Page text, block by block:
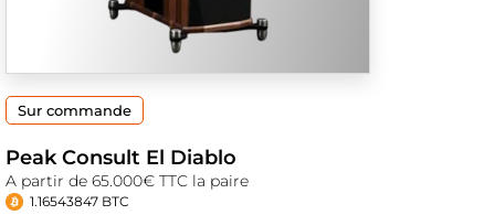
Sur commande
Peak Consult El Diablo
A partir de 65.000€ TTC la paire
1.16543847 BTC